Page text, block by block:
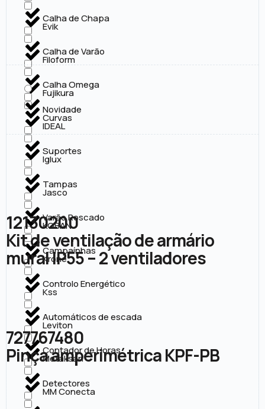
Calha de Chapa
Calha de Varão
Calha Omega
Curvas
Suportes
Tampas
Varão Roscado
Campaínhas
Controlo Energético
Automáticos de escada
Contador de Horas
Detectores
Evik
Filoform
Fujikura
IDEAL
Iglux
Jasco
KOBAN
Krone
Kss
Leviton
Metaksan
MM Conecta
Novidade
12130200
Kit de ventilação de armário
mural IP55 – 2 ventiladores
727767480
Pinça amperimétrica KPF-PB